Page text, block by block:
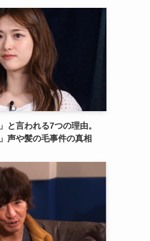
と言われる7つの理由。
声や髪の毛事件の真相